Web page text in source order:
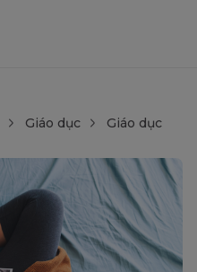
Giáo dục
Giáo dục